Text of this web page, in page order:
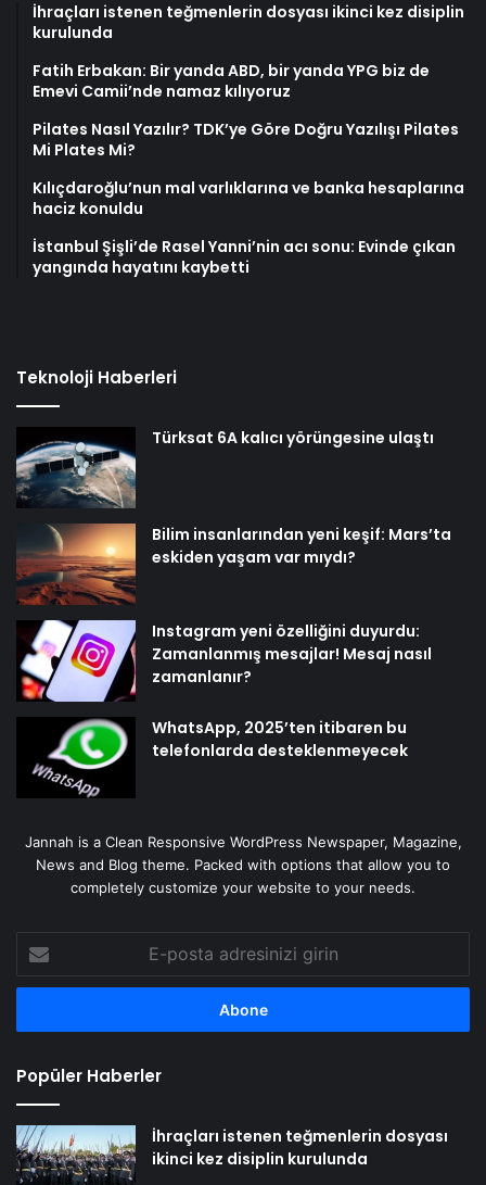
İhraçları istenen teğmenlerin dosyası ikinci kez disiplin
kurulunda
Fatih Erbakan: Bir yanda ABD, bir yanda YPG biz de
Emevi Camii’nde namaz kılıyoruz
Pilates Nasıl Yazılır? TDK’ye Göre Doğru Yazılışı Pilates
Mi Plates Mi?
Kılıçdaroğlu’nun mal varlıklarına ve banka hesaplarına
haciz konuldu
İstanbul Şişli’de Rasel Yanni’nin acı sonu: Evinde çıkan
yangında hayatını kaybetti
Teknoloji Haberleri
Türksat 6A kalıcı yörüngesine ulaştı
Bilim insanlarından yeni keşif: Mars’ta
eskiden yaşam var mıydı?
Instagram yeni özelliğini duyurdu:
Zamanlanmış mesajlar! Mesaj nasıl
zamanlanır?
WhatsApp, 2025’ten itibaren bu
telefonlarda desteklenmeyecek
Jannah is a Clean Responsive WordPress Newspaper, Magazine,
News and Blog theme. Packed with options that allow you to
completely customize your website to your needs.
posta
adresinizi
Popüler Haberler
İhraçları istenen teğmenlerin dosyası
ikinci kez disiplin kurulunda